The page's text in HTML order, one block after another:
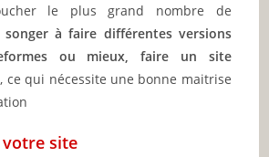
le plus grand nombre de
à faire différentes versions
ou mieux, faire un site
, ce qui nécessite une bonne maitrise
votre site